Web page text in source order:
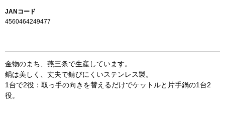
JANコード
4560464249477
金物のまち、燕三条で生産しています。
鍋は美しく、丈夫で錆びにくいステンレス製。
1台で2役：取っ手の向きを替えるだけでケットルと片手鍋の1台2
役。